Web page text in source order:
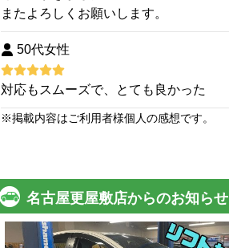
またよろしくお願いします。
50代女性
対応もスムーズで、とても良かった
※掲載内容はご利用者様個人の感想です。
名古屋更屋敷店からのお知らせ